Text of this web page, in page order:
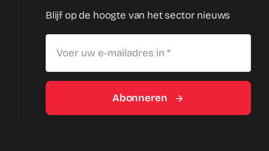
Blijf op de hoogte van het sector nieuws
Abonneren